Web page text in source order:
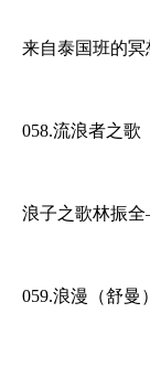
来自泰国班的冥
058.流浪者之歌
浪子之歌林振
059.浪漫（舒曼）